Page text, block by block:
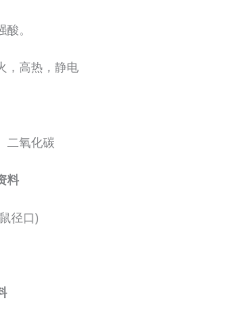
。
，高热，静电
二氧化碳
料
径口)